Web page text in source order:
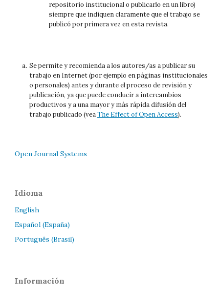
repositorio institucional o publicarlo en un libro)
siempre que indiquen claramente que el trabajo se
publicó por primera vez en esta revista.
Se permite y recomienda a los autores/as a publicar su
trabajo en Internet (por ejemplo en páginas institucionales
o personales) antes y durante el proceso de revisión y
publicación, ya que puede conducir a intercambios
productivos y a una mayor y más rápida difusión del
trabajo publicado (veaThe Effect of Open Access).
Open Journal Systems
Idioma
English
Español (España)
Português (Brasil)
Información